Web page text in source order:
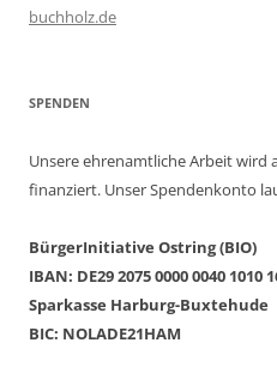
buchholz.de
SPENDEN
Unsere ehrenamtliche Arbeit wird
finanziert. Unser Spendenkonto
BürgerInitiative Ostring (BIO)
IBAN: DE29 2075 0000 0040 1010
Sparkasse Harburg-Buxtehude
BIC: NOLADE21HAM